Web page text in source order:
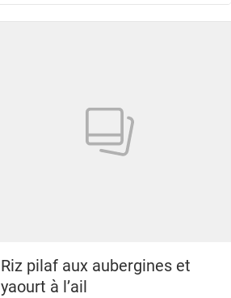
Riz pilaf aux aubergines et
yaourt à l’ail